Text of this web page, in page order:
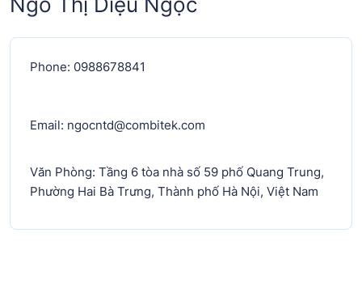
Phone: 0988678841
Email: ngocntd@combitek.com
Văn Phòng: Tầng 6 tòa nhà số 59 phố Quang Trung,
Phường Hai Bà Trưng, Thành phố Hà Nội, Việt Nam